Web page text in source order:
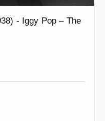
- Iggy Pop – The